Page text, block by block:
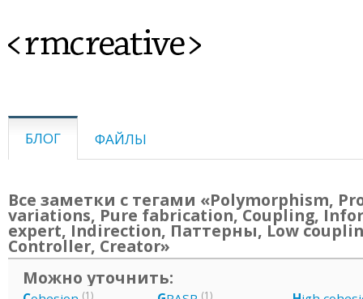
<rmcreative>
БЛОГ ФАЙЛЫ
Все заметки с тегами «Polymorphism,
variations, Pure fabrication, Coupling,
expert, Indirection, Паттерны, Low
Controller, Creator»
Можно уточнить:
(1) (1)